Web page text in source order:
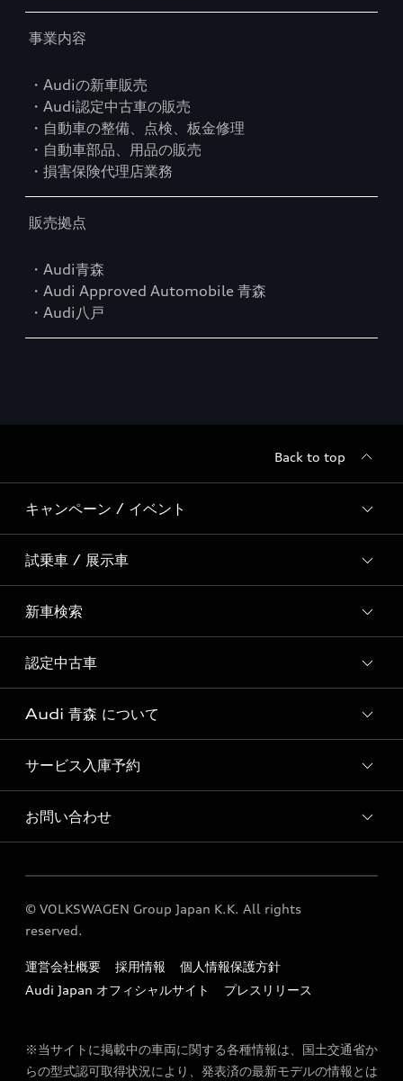
事業内容
・Audiの新車販売
・Audi認定中古車の販売
・自動車の整備、点検、板金修理
・自動車部品、用品の販売
・損害保険代理店業務
販売拠点
・Audi青森
・Audi Approved Automobile 青森
・Audi八戸
Back to top
キャンペーン / イベント
全国統一イベント
ディーラー独自イベント
試乗車 / 展示車
試乗予約
試乗車・展示車一覧
新車検索
新車検索
認定中古車
Audi認定中古車検索
Audi 青森 について
Audi 青森 店舗情報
Audi Approved Automobile 青森 店舗情報
Audi 青森 運営会社概要
サービス入庫予約
Audi 青森 サービス入庫予約
お問い合わせ
各種お問い合わせ
© VOLKSWAGEN Group Japan K.K. All rights
reserved.
運営会社概要 採用情報
個人情報保護方針
Audi Japan オフィシャルサイト
プレスリリース
※当サイトに掲載中の車両に関する各種情報は、国土交通省か
らの型式認可取得状況により、発表済の最新モデルの情報とは